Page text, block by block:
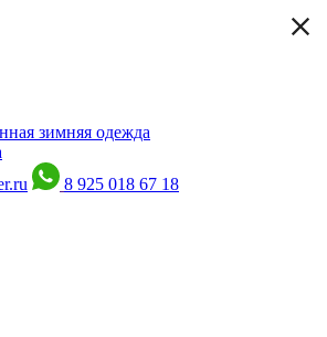
зимняя одежда
8 925 018 67 18